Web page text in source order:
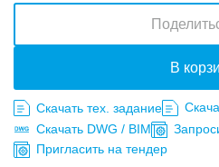
В
Скачать тех. задание
Скачать DWG / BIM
Пригласить на тендер